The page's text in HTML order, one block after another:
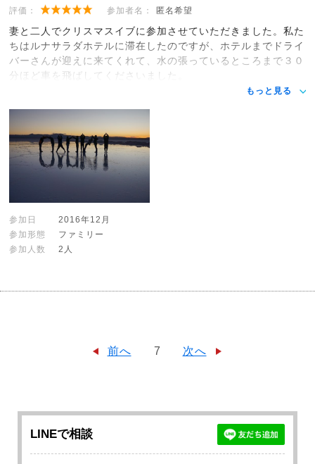
評価： 参加者名： 匿名希望
妻と二人でクリスマスイブに参加させていただきました。私た
ちはルナサラダホテルに滞在したのですが、ホテルまでドライ
バーさんが迎えに来てくれて、水の張っているところまで３０
分ほど車を飛ばしてくださいました。
もっと見る
参加日
2016年12月
参加形態
ファミリー
参加人数
2人
前へ 7 次へ
LINEで相談